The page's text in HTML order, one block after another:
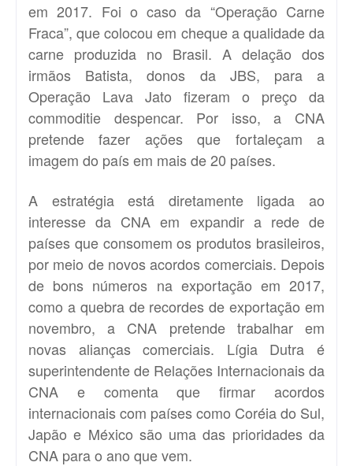
em 2017. Foi o caso da “Operação Carne
Fraca”, que colocou em cheque a qualidade da
carne produzida no Brasil. A delação dos
irmãos Batista, donos da JBS, para a
Operação Lava Jato fizeram o preço da
commoditie despencar. Por isso, a CNA
pretende fazer ações que fortaleçam a
imagem do país em mais de 20 países.
A estratégia está diretamente ligada ao
interesse da CNA em expandir a rede de
países que consomem os produtos brasileiros,
por meio de novos acordos comerciais. Depois
de bons números na exportação em 2017,
como a quebra de recordes de exportação em
novembro, a CNA pretende trabalhar em
novas alianças comerciais. Lígia Dutra é
superintendente de Relações Internacionais da
CNA e comenta que firmar acordos
internacionais com países como Coréia do Sul,
Japão e México são uma das prioridades da
CNA para o ano que vem.